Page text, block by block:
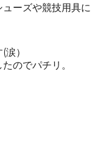
ーズや競技用具に
）
のでパチリ。